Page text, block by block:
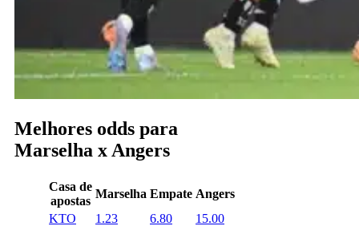
Melhores odds para
Marselha x Angers
Casa de
apostas
Marselha Empate Angers
KTO
1.23 6.80
15.00